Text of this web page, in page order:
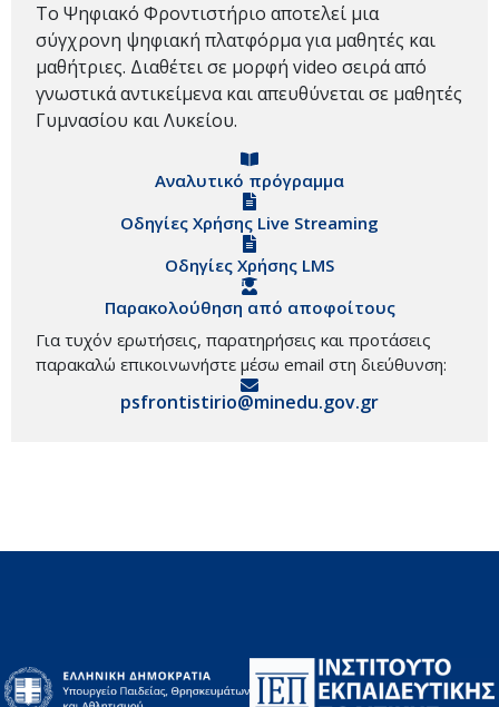
Το Ψηφιακό Φροντιστήριο αποτελεί μια
σύγχρονη ψηφιακή πλατφόρμα για μαθητές και
μαθήτριες. Διαθέτει σε μορφή video σειρά από
γνωστικά αντικείμενα και απευθύνεται σε μαθητές
Γυμνασίου και Λυκείου.
Αναλυτικό πρόγραμμα
Οδηγίες Χρήσης Live Streaming
Οδηγίες Χρήσης LMS
Παρακολούθηση από αποφοίτους
Για τυχόν ερωτήσεις, παρατηρήσεις και προτάσεις
παρακαλώ επικοινωνήστε μέσω email στη διεύθυνση:
psfrontistirio@minedu.gov.gr